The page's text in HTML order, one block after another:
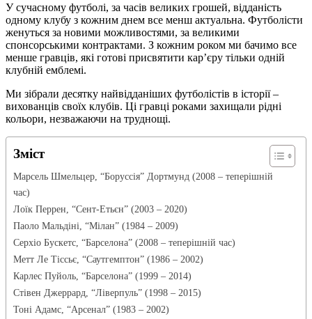
У сучасному футболі, за часів великих грошей, відданість
одному клубу з кожним днем все менш актуальна. Футболісти
женуться за новими можливостями, за великими
спонсорськими контрактами. З кожним роком ми бачимо все
менше гравців, які готові присвятити кар’єру тільки одній
клубній емблемі.
Ми зібрали десятку найвідданіших футболістів в історії –
вихованців своїх клубів. Ці гравці роками захищали рідні
кольори, незважаючи на труднощі.
Зміст
Марсель Шмельцер, “Боруссія” Дортмунд (2008 – теперішній
час)
Лоїк Перрен, “Сент-Етьєн” (2003 – 2020)
Паоло Мальдіні, “Мілан” (1984 – 2009)
Серхіо Бускетс, “Барселона” (2008 – теперішній час)
Метт Ле Тіссьє, “Саутгемптон” (1986 – 2002)
Карлес Пуйоль, “Барселона” (1999 – 2014)
Стівен Джеррард, “Ліверпуль” (1998 – 2015)
Тоні Адамс, “Арсенал” (1983 – 2002)